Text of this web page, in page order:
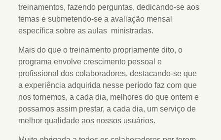
treinamentos, fazendo perguntas, dedicando-se aos
temas e submetendo-se a avaliação mensal
específica sobre as aulas ministradas.
Mais do que o treinamento propriamente dito, o
programa envolve crescimento pessoal e
profissional dos colaboradores, destacando-se que
a experiência adquirida nesse período faz com que
nos tornemos, a cada dia, melhores do que ontem e
possamos assim prestar, a cada dia, um serviço de
melhor qualidade aos nossos usuários.